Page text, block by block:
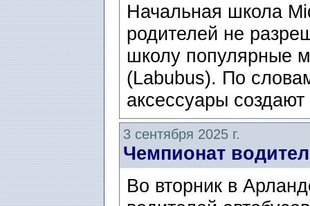
Начальная школа
родителей не
школу популярные
(Labubus). По
аксессуары
3 сентября 2025 г.
Чемпионат
Во вторник в